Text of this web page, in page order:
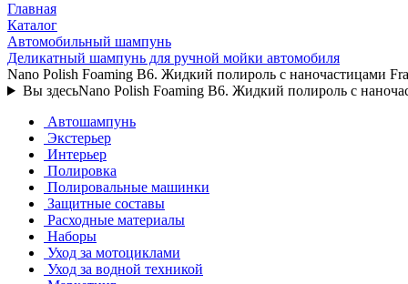
Главная
Каталог
Автомобильный шампунь
Деликатный шампунь для ручной мойки автомобиля
Nano Polish Foaming B6. Жидкий полироль с наночастицами
Вы здесьNano Polish Foaming B6. Жидкий полироль с
Автошампунь
Экстерьер
Интерьер
Полировка
Полировальные машинки
Защитные составы
Расходные материалы
Наборы
Уход за мотоциклами
Уход за водной техникой